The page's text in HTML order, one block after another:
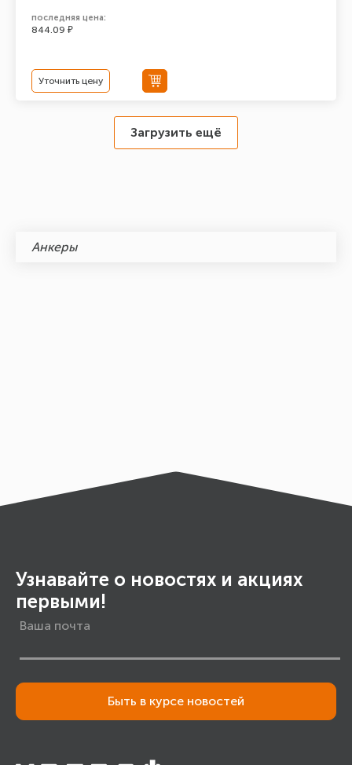
последняя цена:
844.09 ₽
Уточнить цену
Загрузить ещё
Анкеры
Узнавайте о новостях и акциях
первыми!
Быть в курсе новостей